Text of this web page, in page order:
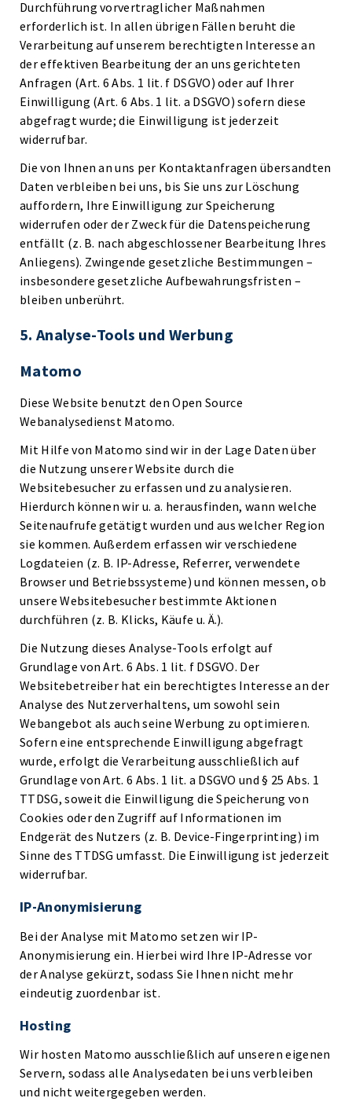
Durchführung vorvertraglicher Maßnahmen
erforderlich ist. In allen übrigen Fällen beruht die
Verarbeitung auf unserem berechtigten Interesse an
der effektiven Bearbeitung der an uns gerichteten
Anfragen (Art. 6 Abs. 1 lit. f DSGVO) oder auf Ihrer
Einwilligung (Art. 6 Abs. 1 lit. a DSGVO) sofern diese
abgefragt wurde; die Einwilligung ist jederzeit
widerrufbar.
Die von Ihnen an uns per Kontaktanfragen übersandten
Daten verbleiben bei uns, bis Sie uns zur Löschung
auffordern, Ihre Einwilligung zur Speicherung
widerrufen oder der Zweck für die Datenspeicherung
entfällt (z. B. nach abgeschlossener Bearbeitung Ihres
Anliegens). Zwingende gesetzliche Bestimmungen –
insbesondere gesetzliche Aufbewahrungsfristen –
bleiben unberührt.
5. Analyse-Tools und Werbung
Matomo
Diese Website benutzt den Open Source
Webanalysedienst Matomo.
Mit Hilfe von Matomo sind wir in der Lage Daten über
die Nutzung unserer Website durch die
Websitebesucher zu erfassen und zu analysieren.
Hierdurch können wir u. a. herausfinden, wann welche
Seitenaufrufe getätigt wurden und aus welcher Region
sie kommen. Außerdem erfassen wir verschiedene
Logdateien (z. B. IP-Adresse, Referrer, verwendete
Browser und Betriebssysteme) und können messen, ob
unsere Websitebesucher bestimmte Aktionen
durchführen (z. B. Klicks, Käufe u. Ä.).
Die Nutzung dieses Analyse-Tools erfolgt auf
Grundlage von Art. 6 Abs. 1 lit. f DSGVO. Der
Websitebetreiber hat ein berechtigtes Interesse an der
Analyse des Nutzerverhaltens, um sowohl sein
Webangebot als auch seine Werbung zu optimieren.
Sofern eine entsprechende Einwilligung abgefragt
wurde, erfolgt die Verarbeitung ausschließlich auf
Grundlage von Art. 6 Abs. 1 lit. a DSGVO und § 25 Abs. 1
TTDSG, soweit die Einwilligung die Speicherung von
Cookies oder den Zugriff auf Informationen im
Endgerät des Nutzers (z. B. Device-Fingerprinting) im
Sinne des TTDSG umfasst. Die Einwilligung ist jederzeit
widerrufbar.
IP-Anonymisierung
Bei der Analyse mit Matomo setzen wir IP-
Anonymisierung ein. Hierbei wird Ihre IP-Adresse vor
der Analyse gekürzt, sodass Sie Ihnen nicht mehr
eindeutig zuordenbar ist.
Hosting
Wir hosten Matomo ausschließlich auf unseren eigenen
Servern, sodass alle Analysedaten bei uns verbleiben
und nicht weitergegeben werden.